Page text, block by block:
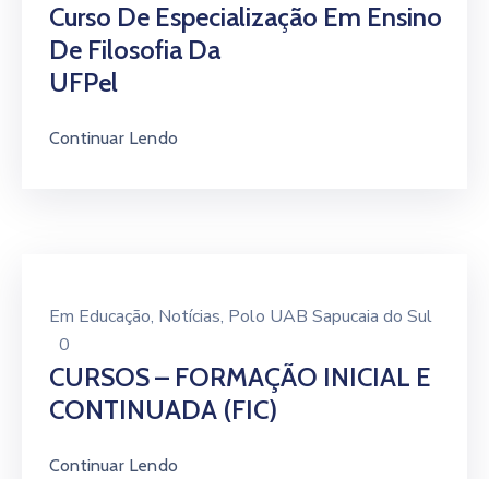
Curso De Especialização Em Ensino
De Filosofia Da
UFPel
Continuar Lendo
Em Educação‚ Notícias‚ Polo UAB Sapucaia do Sul
0
CURSOS – FORMAÇÃO INICIAL E
CONTINUADA (FIC)
Continuar Lendo